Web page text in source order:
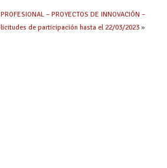
– PROYECTOS DE INNOVACIÓN –
de participación hasta el 22/03/2023 »